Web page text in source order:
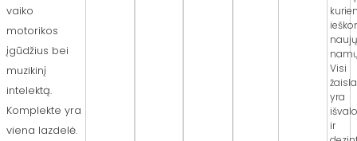
vaiko
motorikos
įgūdžius bei
muzikinį
intelektą.
Komplekte yra
viena lazdelė.
naujų
Visi
yra
ir